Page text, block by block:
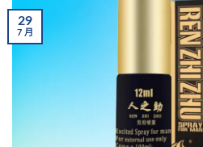
29
7月